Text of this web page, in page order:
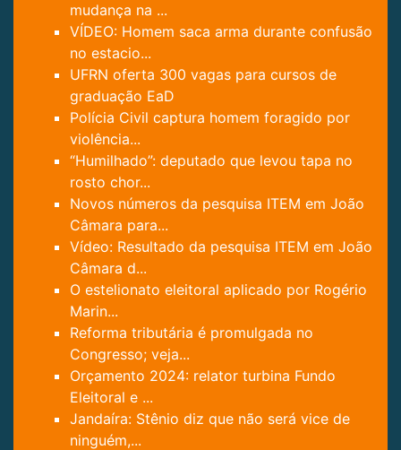
mudança na ...
VÍDEO: Homem saca arma durante confusão
no estacio...
UFRN oferta 300 vagas para cursos de
graduação EaD
Polícia Civil captura homem foragido por
violência...
“Humilhado”: deputado que levou tapa no
rosto chor...
Novos números da pesquisa ITEM em João
Câmara para...
Vídeo: Resultado da pesquisa ITEM em João
Câmara d...
O estelionato eleitoral aplicado por Rogério
Marin...
Reforma tributária é promulgada no
Congresso; veja...
Orçamento 2024: relator turbina Fundo
Eleitoral e ...
Jandaíra: Stênio diz que não será vice de
ninguém,...